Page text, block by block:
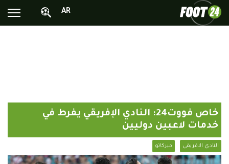
ألبومات الصور
أخبار متفرقة
البرامج
AR
خاص فووت24: النادي الإفريقي يفرط في
خدمات لاعبين دوليين
النادي الافريقي ميركاتو